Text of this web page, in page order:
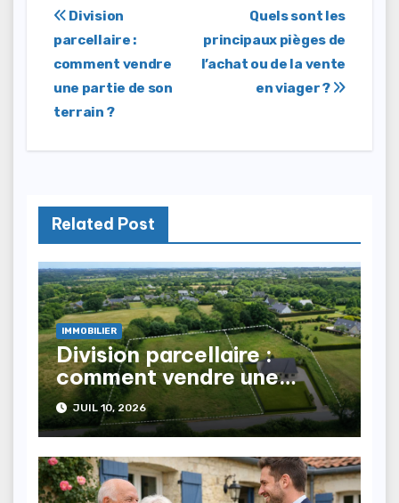
Navigation
de
l’article
Quels sont les
principaux pièges de
l’achat ou de la vente
en viager ?
Division
parcellaire :
comment vendre
une partie de son
terrain ?
Related Post
IMMOBILIER
Division parcellaire :
comment vendre une
partie de son terrain ?
JUIL 10, 2026